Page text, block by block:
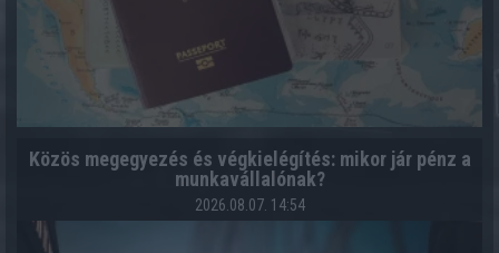
Közös megegyezés és végkielégítés: mikor jár pénz a
munkavállalónak?
2026.08.07. 14:54